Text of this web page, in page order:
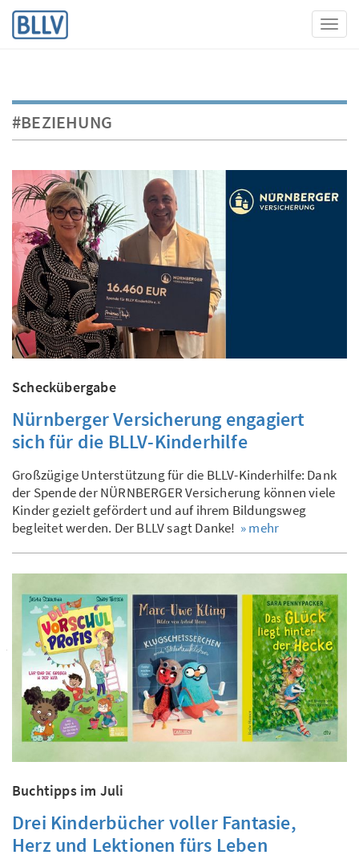
#BEZIEHUNG
Scheckübergabe
Nürnberger Versicherung engagiert
sich für die BLLV-Kinderhilfe
Großzügige Unterstützung für die BLLV-Kinderhilfe: Dank
der Spende der NÜRNBERGER Versicherung können viele
Kinder gezielt gefördert und auf ihrem Bildungsweg
begleitet werden. Der BLLV sagt Danke! » mehr
Buchtipps im Juli
Drei Kinderbücher voller Fantasie,
Herz und Lektionen fürs Leben